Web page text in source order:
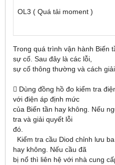
OL3 ( Quá tải moment )
Trong quá trình vận hành Biến
sự cố. Sau đây là các lỗi,
sự cố thông thường và cách
 Dùng đồng hồ đo kiểm tra
với điện áp định mức
của Biến tần hay không. Nếu
tra và giải quyết lỗi
đó.
Kiểm tra cầu Diod chỉnh lưu
hay không. Nếu cầu đã
bị nổ thì liên hệ với nhà cung